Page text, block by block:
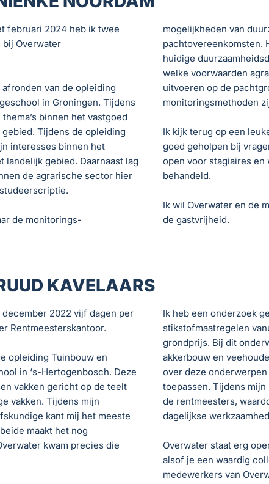
februari 2024 heb ik twee
bij Overwater
van de opleiding
in Groningen. Tijdens
binnen het vastgoed
Tijdens de opleiding
interesses binnen het
landelijk gebied. Daarnaast lag
de agrarische sector hier
de monitorings-
mogelijkheden van
pachtovereenkomsten.
huidige
welke voorwaarden
uitvoeren op de
monitoringsmethoden
Ik kijk terug op een
goed geholpen bij
open voor stagiaires en
behandeld.
Ik wil Overwater en de
de gastvrijheid.
KAVELAARS
2022 vijf dagen per
Rentmeesterskantoor.
opleiding Tuinbouw en
in ‘s-Hertogenbosch. Deze
vakken gericht op de teelt
vakken. Tijdens mijn
kant mij het meeste
maakt het nog
kwam precies die
Ik heb een onderzoek
stikstofmaatregelen
grondprijs. Bij dit
akkerbouw en
over deze
toepassen. Tijdens
de rentmeesters,
dagelijkse
Overwater staat erg
alsof je een waardig
medewerkers van